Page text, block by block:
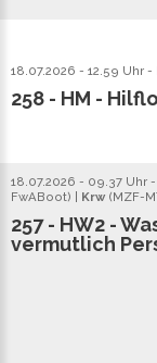
18.07.2026 - 12.59 Uhr -
258 - HM -
18.07.2026 - 09.37 Uhr -
FwABoot) | Krw (MZF-
257 - HW2 -
vermutlich